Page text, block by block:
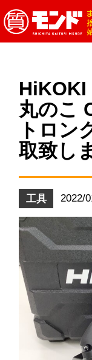
HiKOKI
丸のこ
トロン
取致し
工具 2022/